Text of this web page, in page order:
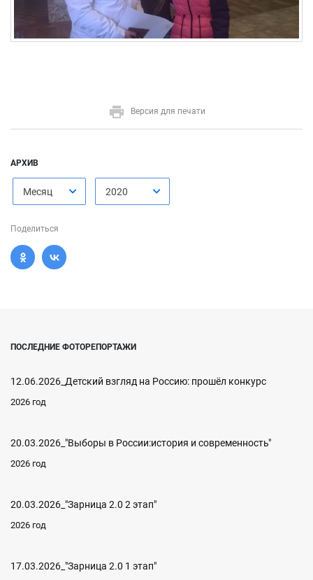
Версия для печати
АРХИВ
Месяц 2020
Поделиться
ПОСЛЕДНИЕ ФОТОРЕПОРТАЖИ
12.06.2026_Детский взгляд на Россию: прошёл конкурс
2026 год
20.03.2026_"Выборы в России:история и современность"
2026 год
20.03.2026_"Зарница 2.0 2 этап"
2026 год
17.03.2026_"Зарница 2.0 1 этап"